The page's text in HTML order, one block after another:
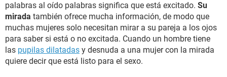
palabras al oído palabras significa que está excitado. Su
mirada también ofrece mucha información, de modo que
muchas mujeres solo necesitan mirar a su pareja a los ojos
para saber si está o no excitada. Cuando un hombre tiene
las pupilas dilatadas y desnuda a una mujer con la mirada
quiere decir que está listo para el sexo.